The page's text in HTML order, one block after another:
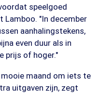
speelgoed
Lamboo. "In december
aanhalingstekens,
even duur als in
prijs of hoger."
maand om iets te
uitgaven zijn, zegt